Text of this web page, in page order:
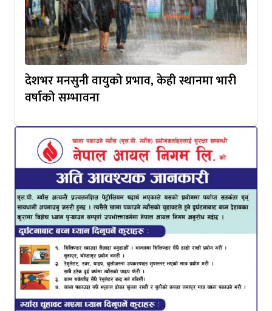
देशभर मनसुनी वायुको प्रभाव, केही स्थानमा भारी
वर्षाको सम्भावना